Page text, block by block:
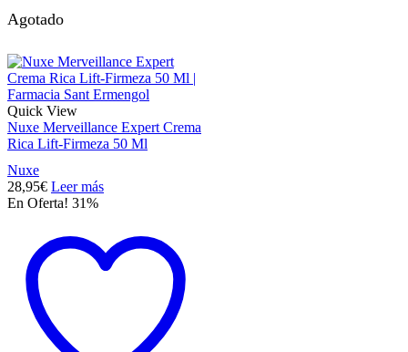
Agotado
Quick View
Nuxe Merveillance Expert Crema
Rica Lift-Firmeza 50 Ml
Nuxe
28,95€ Leer más
En Oferta! 31%